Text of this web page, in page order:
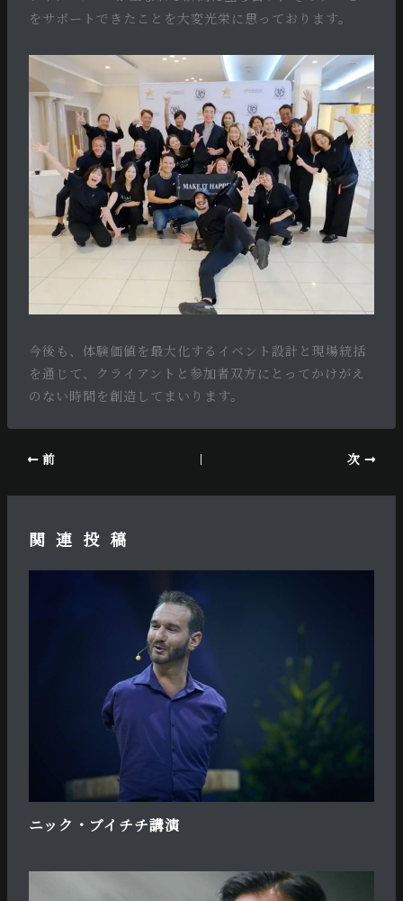
をサポートできたことを大変光栄に思っております。
今後も、体験価値を最大化するイベント設計と現場統括
を通じて、クライアントと参加者双方にとってかけがえ
のない時間を創造してまいります。
前 次
関連投稿
ニック・ブイチチ講演